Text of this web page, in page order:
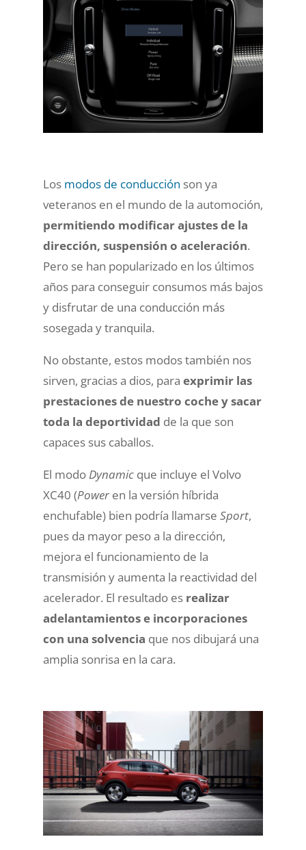
Los modos de conducción son ya
veteranos en el mundo de la automoción,
permitiendo modificar ajustes de la
dirección, suspensión o aceleración.
Pero se han popularizado en los últimos
años para conseguir consumos más bajos
y disfrutar de una conducción más
sosegada y tranquila.
No obstante, estos modos también nos
sirven, gracias a dios, para exprimir las
prestaciones de nuestro coche y sacar
toda la deportividad de la que son
capaces sus caballos.
El modoDynamic que incluye el Volvo
XC40 (Poweren la versión híbrida
enchufable) bien podría llamarse Sport,
pues da mayor peso a la dirección,
mejora el funcionamiento de la
transmisión y aumenta la reactividad del
acelerador. El resultado es realizar
adelantamientos e incorporaciones
con una solvencia que nos dibujará una
amplia sonrisa en la cara.